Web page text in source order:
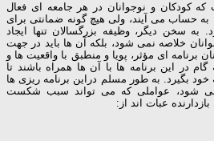
کودکان و نوجوانان در هر جامعه ای فعال
به حساب می آیند، ولی هیچ گونه ضمانتی برای
به سخن دیگر، وظیفه بزرگسالان تنها ایجاد
خلاصه نمی شود، بلکه آن ها باید در جهت
برنامه ای مؤثر، پویا و منطبق با واقعیت ها و
در این برنامه ها با آن ها همراه باشند تا
بگیرد. به طور مسلم دراین برنامه ریزی ها
شود، عواملی که می تواند سبب شکست
عبات اند از: